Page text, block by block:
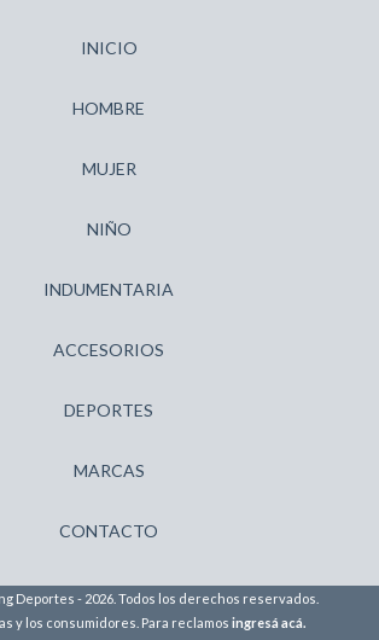
INICIO
HOMBRE
MUJER
NIÑO
INDUMENTARIA
ACCESORIOS
DEPORTES
MARCAS
CONTACTO
Deportes - 2026. Todos los derechos reservados.
y los consumidores. Para reclamos ingresá acá.